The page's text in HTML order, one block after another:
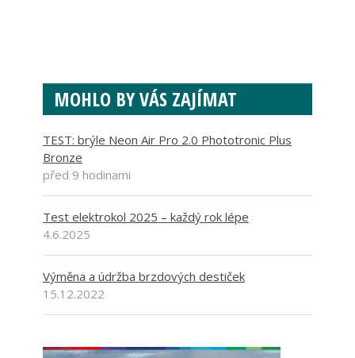
MOHLO BY VÁS ZAJÍMAT
TEST: brýle Neon Air Pro 2.0 Phototronic Plus
Bronze
před 9 hodinami
Test elektrokol 2025 – každý rok lépe
4.6.2025
Výměna a údržba brzdových destiček
15.12.2022